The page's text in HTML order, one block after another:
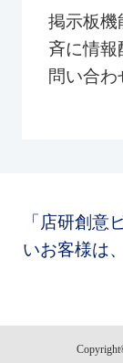
掲示板機
斉に情報
問い合わ
「店研創意
いお客様は